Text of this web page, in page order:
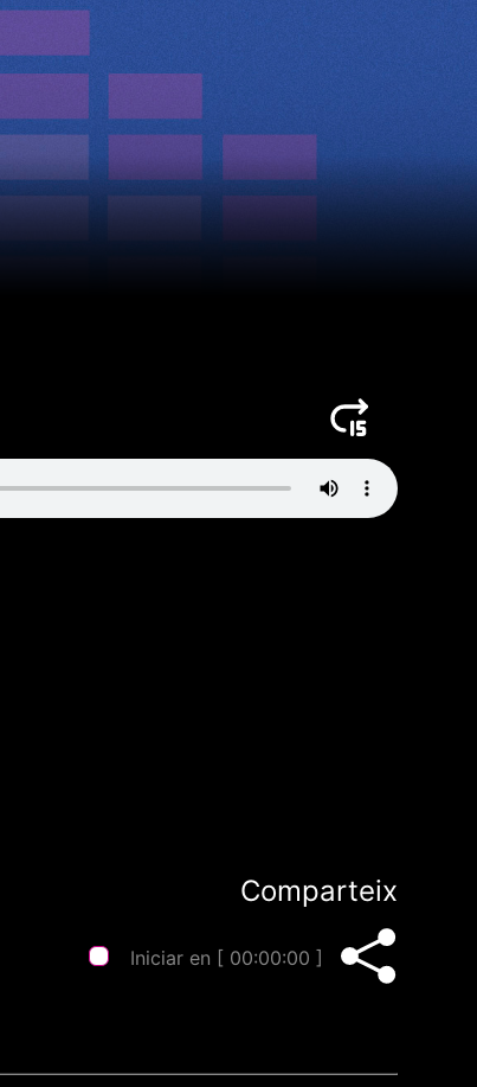
Comparteix
Iniciar en [ 00:00:00 ]